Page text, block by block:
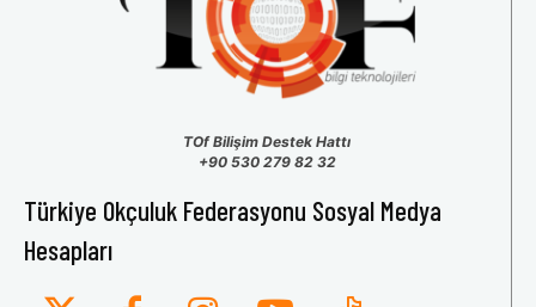
TOf Bilişim Destek Hattı
+90 530 279 82 32
Türkiye Okçuluk Federasyonu Sosyal Medya
Hesapları